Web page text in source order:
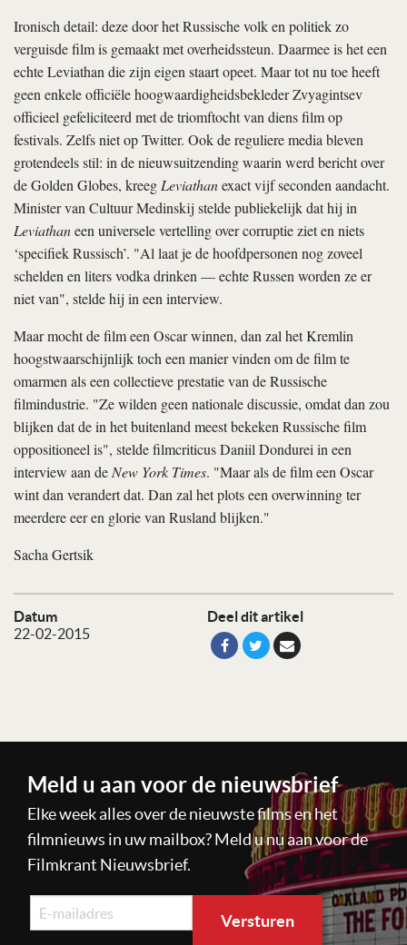
Datum
22-02-2015
Deel dit artikel
Ironisch detail: deze door het Russische volk en politiek zo
verguisde film is gemaakt met overheidssteun. Daarmee is het een
echte Leviathan die zijn eigen staart opeet. Maar tot nu toe heeft
geen enkele officiële hoogwaardigheidsbekleder Zvyagintsev
officieel gefeliciteerd met de triomftocht van diens film op
festivals. Zelfs niet op Twitter. Ook de reguliere media bleven
grotendeels stil: in de nieuwsuitzending waarin werd bericht over
de Golden Globes, kreegLeviathanexact vijf seconden aandacht.
Minister van Cultuur Medinskij stelde publiekelijk dat hij in
Leviathaneen universele vertelling over corruptie ziet en niets
‘specifiek Russisch’. "Al laat je de hoofdpersonen nog zoveel
schelden en liters vodka drinken — echte Russen worden ze er
niet van", stelde hij in een interview.
Maar mocht de film een Oscar winnen, dan zal het Kremlin
hoogstwaarschijnlijk toch een manier vinden om de film te
omarmen als een collectieve prestatie van de Russische
filmindustrie. "Ze wilden geen nationale discussie, omdat dan zou
blijken dat de in het buitenland meest bekeken Russische film
oppositioneel is", stelde filmcriticus Daniil Dondurei in een
interview aan deNew York Times. "Maar als de film een Oscar
wint dan verandert dat. Dan zal het plots een overwinning ter
meerdere eer en glorie van Rusland blijken."
Sacha Gertsik
Meld u aan voor de nieuwsbrief
Elke week alles over de nieuwste films en het
filmnieuws in uw mailbox? Meld u nu aan voor de
Filmkrant Nieuwsbrief.